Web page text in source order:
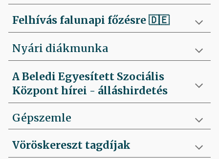
Felhívás falunapi főzésre🇩🇪
Nyári diákmunka
A Beledi Egyesített Szociális
Központ hírei - álláshirdetés
Gépszemle
Vöröskereszt tagdíjak